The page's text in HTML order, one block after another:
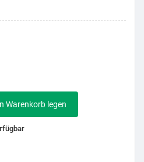
Warenkorb legen